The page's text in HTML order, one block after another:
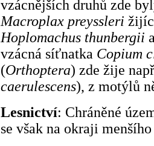
vzácnějších druhů zde
Macroplax preyssleri
Hoplomachus thunbergii
vzácná síťnatka Copium
(Orthoptera) zde žije
caerulescens), z motýlů
Lesnictví: Chráněné
se však na okraji